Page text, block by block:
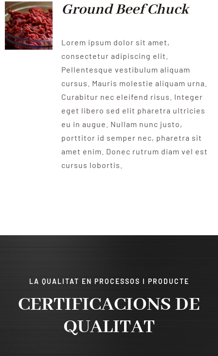
Ground Beef Chuck
Lorem ipsum dolor sit amet,
consectetur adipiscing elit.
Pellentesque vestibulum aliquam
cursus. Mauris molestie aliquam urna.
Curabitur nec eleifend risus. Integer
eget libero sed elit pharetra ultricies
eu in augue. Nullam nunc justo,
porttitor id semper nec, pharetra sit
amet enim. Donec rutrum diam vel est
cursus lobortis.
LA QUALITAT EN PROCESSOS I PRODUCTE
CERTIFICACIONS DE
QUALITAT